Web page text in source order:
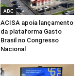
ABC
ACISA apoia lançamento
da plataforma Gasto
Brasil no Congresso
Nacional